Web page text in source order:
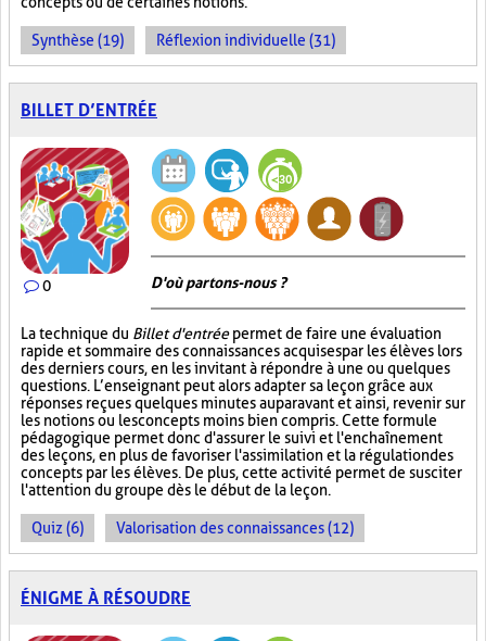
Synthèse (19) Réflexion individuelle (31)
BILLET D’ENTRÉE
0 D'où partons-nous ?
La technique du Billet d'entréepermet de faire une évaluation
rapide et sommaire des connaissances acquises par les élèves lors
des derniers cours, en les invitant à répondre à une ou quelques
questions. L’enseignant peut alors adapter sa leçon grâce aux
réponses reçues quelques minutes auparavant et ainsi, revenir sur
les notions ou les concepts moins bien compris. Cette formule
pédagogique permet donc d'assurer le suivi et l'enchaînement
des leçons, en plus de favoriser l'assimilation et la régulation des
concepts par les élèves. De plus, cette activité permet de susciter
l'attention du groupe dès le début de la leçon.
Quiz (6) Valorisation des connaissances (12)
ÉNIGME À RÉSOUDRE